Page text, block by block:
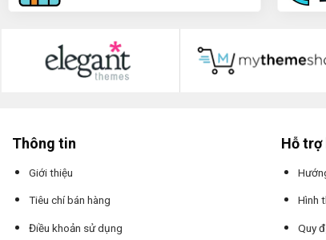
Thông tin
Giới thiệu
Tiêu chí bán hàng
Điều khoản sử dụng
Hỗ trợ
Hình
Quy